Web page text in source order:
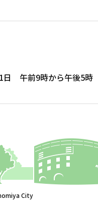
日 午前9時から午後5時
City